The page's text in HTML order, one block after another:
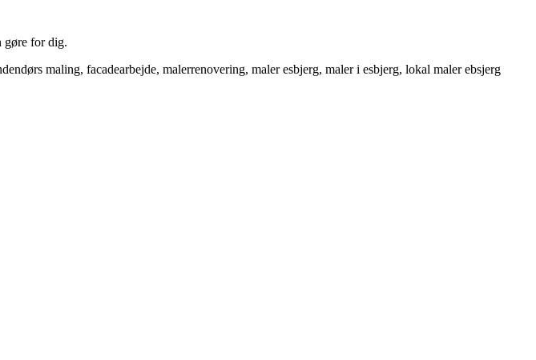
gøre for dig.
maling, facadearbejde, malerrenovering, maler esbjerg, maler i esbjerg, lokal maler ebsjerg